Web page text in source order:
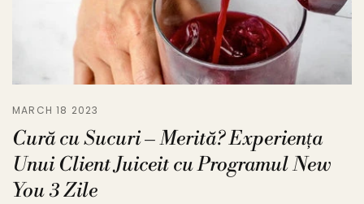
MARCH 18 2023
Cură cu Sucuri – Merită? Experiența
Unui Client Juiceit cu Programul New
You 3 Zile